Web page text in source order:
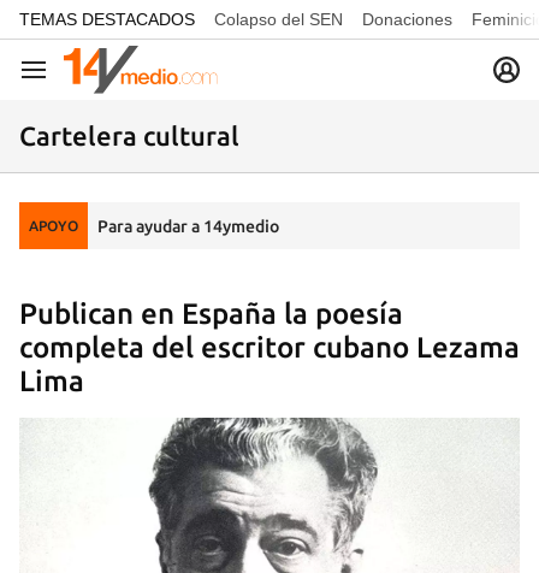
common.go-to-content
TEMAS DESTACADOS Colapso del SEN Donaciones
Navegación
Cartelera cultural
APOYO Para ayudar a 14ymedio
Publican en España la poesía
completa del escritor cubano Lezama
Lima